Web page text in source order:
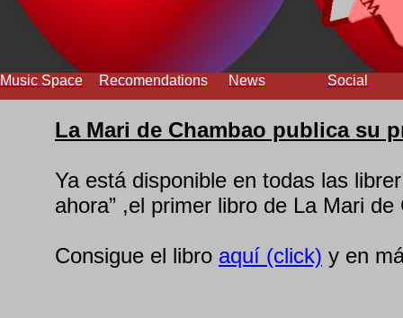
Music Space Recomendations News Social
La Mari de Chambao publica su
Ya está disponible en todas las
ahora” ,el primer libro de La Mari de
Consigue el libro aquí (click) y en